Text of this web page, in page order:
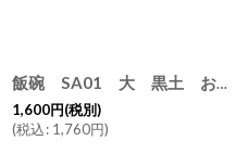
飯碗 SA01 大 黒土 お茶碗 ごはん碗 夫婦茶碗 陶器 日本製 デニムの様なかっこよさ 白 青 黒
1,600円(税別)
(税込: 1,760円)